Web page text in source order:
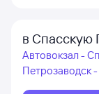
в Спасскую
Автовокзал -
Петрозаводск